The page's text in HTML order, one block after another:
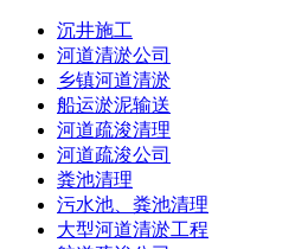
沉井施工
河道清淤公司
乡镇河道清淤
船运淤泥输送
河道疏浚清理
河道疏浚公司
粪池清理
污水池、粪池清理
大型河道清淤工程